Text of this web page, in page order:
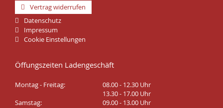
Vertrag widerrufen
Datenschutz
Impressum
Cookie Einstellungen
Öffungszeiten Ladengeschäft
Montag - Freitag:
08.00 - 12.30 Uhr
13.30 - 17.00 Uhr
Samstag:
09.00 - 13.00 Uhr